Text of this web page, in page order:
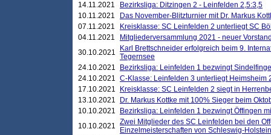
14.11.2021
Bezirksliga: Ditzingen 2 - Leinfelden 2,5:3,5
10.11.2021
Das November-Blitzturnier mit Dr. Markus
07.11.2021
Kreisklasse: SC Leinfelden 2 unterliegt SC
04.11.2021
Mitgliederversammlung 2021 - neuer
30.10.2021
Karl Brettschneider erfolgreich beim 9.
Tegernsee
24.10.2021
Bezirksliga: Leinfelden 1 bezwingt
24.10.2021 C-Klasse: Leinfelden 3 unterliegt Heimsheim
17.10.2021
Kreisklasse: SC Leinfelden 2 siegt in
13.10.2021
Dr. Markus Kottke mit 100% Sieger beim
10.10.2021
Bezirksliga: Leinfelden 1 bezwingt Öffingen
10.10.2021 Zwei Mitglieder des SC Leinfelden bei den
Einzelmeisterschaften von Schleswig-